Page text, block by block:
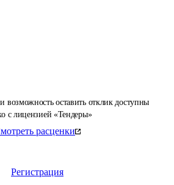
возможность оставить отклик доступны
с лицензией «Тендеры»
расценки
Регистрация